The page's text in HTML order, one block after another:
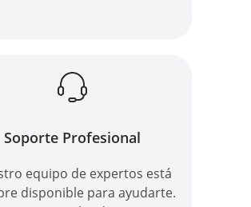
Soporte Profesional
equipo de expertos está
disponible para ayudarte.